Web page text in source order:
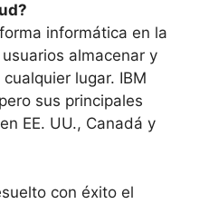
informática en la
almacenar y
lugar. IBM
sus principales
EE. UU., Canadá y
con éxito el